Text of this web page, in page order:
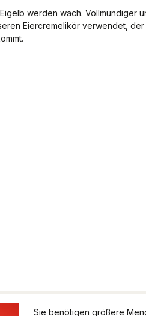
werden wach. Vollmundiger
Eiercremelikör verwendet, der
Sie benötigen größere